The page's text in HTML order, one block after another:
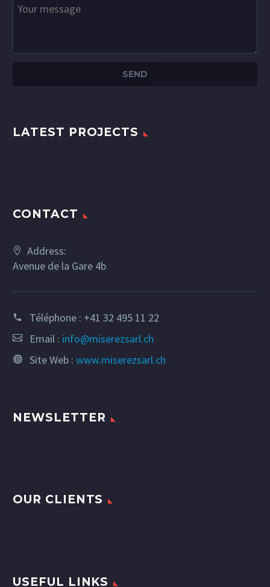
LATEST PROJECTS
CONTACT
Address:
Avenue de la Gare 4b
Téléphone : +41 32 495 11 22
Email : info@miserezsarl.ch
Site Web : www.miserezsarl.ch
NEWSLETTER
OUR CLIENTS
USEFUL LINKS